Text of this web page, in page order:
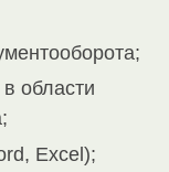
области
Excel);